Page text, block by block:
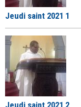
Jeudi saint 2021 1
Jeudi saint 2021 2